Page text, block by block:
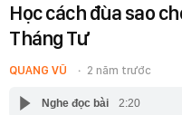
Học cách đùa sao
Tháng Tư
QUANG VŨ 2 năm trước
Nghe đọc bài 2:20